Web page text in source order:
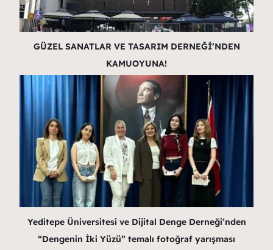
GÜZEL SANATLAR VE TASARIM DERNEĞİ’NDEN
KAMUOYUNA!
Yeditepe Üniversitesi ve Dijital Denge Derneği’nden
“Dengenin İki Yüzü” temalı fotoğraf yarışması